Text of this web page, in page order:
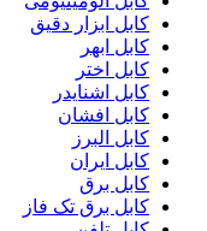
کابل ابزار دقیق
کابل ابهر
کابل اختر
کابل اشنایدر
کابل افشان
کابل البرز
کابل ایران
کابل برق
کابل برق تک فاز